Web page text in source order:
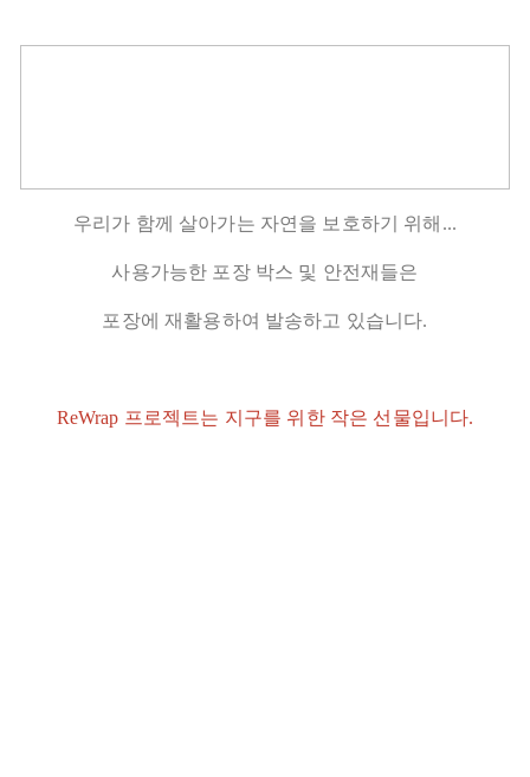
우리가 함께 살아가는 자연을 보호하기 위해...
사용가능한 포장 박스 및 안전재들은
포장에 재활용하여 발송하고 있습니다.
ReWrap 프로젝트는 지구를 위한 작은 선물입니다.